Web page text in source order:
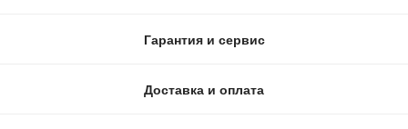
Гарантия и сервис
Доставка и оплата